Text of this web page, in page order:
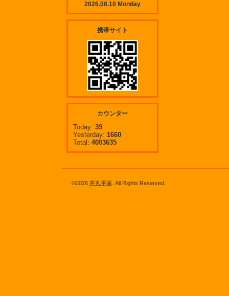
2026.08.10 Monday
携帯サイト
カウンター
Today: 39
Yesterday: 1660
Total: 4003635
©2026 丼丸平塚 . All Rights Reserved.